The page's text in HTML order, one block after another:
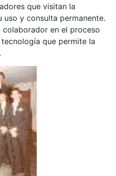
que visitan la
y consulta permanente.
colaborador en el proceso
que permite la